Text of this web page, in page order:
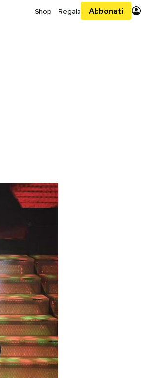
Shop Regala Abbonati